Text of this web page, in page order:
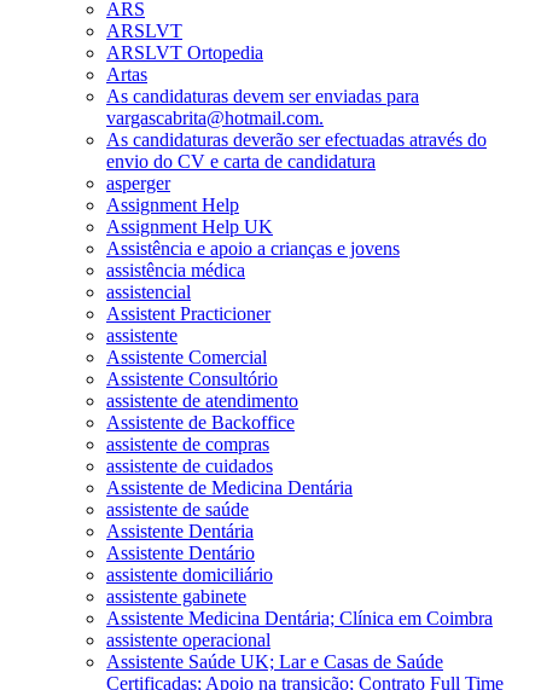
ARS
ARSLVT
ARSLVT Ortopedia
Artas
As candidaturas devem ser enviadas para
vargascabrita@hotmail.com.
As candidaturas deverão ser efectuadas através do
envio do CV e carta de candidatura
asperger
Assignment Help
Assignment Help UK
Assistência e apoio a crianças e jovens
assistência médica
assistencial
Assistent Practicioner
assistente
Assistente Comercial
Assistente Consultório
assistente de atendimento
Assistente de Backoffice
assistente de compras
assistente de cuidados
Assistente de Medicina Dentária
assistente de saúde
Assistente Dentária
Assistente Dentário
assistente domiciliário
assistente gabinete
Assistente Medicina Dentária; Clínica em Coimbra
assistente operacional
Assistente Saúde UK; Lar e Casas de Saúde
Certificadas; Apoio na transição; Contrato Full Time